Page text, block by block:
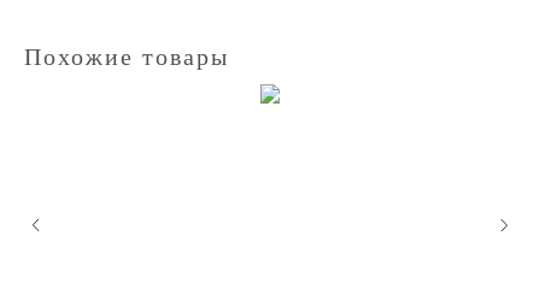
Похожие товары